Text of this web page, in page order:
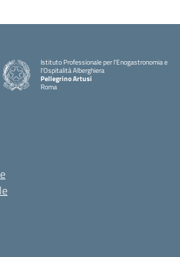
Istituto Professionale per l'Enogastronomia e
l'Ospitalità Alberghiera
Pellegrino Artusi
Roma